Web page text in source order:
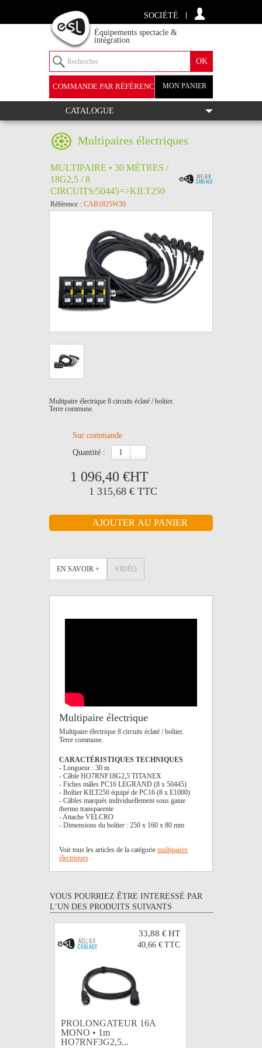
SOCIÉTÉ
Équipements spectacle &
intégration
MON PANIER
COMMANDE PAR RÉFÉRENCE
+
CATALOGUE
Multipaires électriques
MULTIPAIRE • 30 MÈTRES /
18G2,5 / 8
CIRCUITS/50445=>KILT250
Référence : CAB1825W30
Multipaire électrique 8 circuits éclaté / boîtier.
Terre commune.
Sur commande
quantité :
1 096,40 €HT
1 315,68 € TTC
EN SAVOIR + VIDÉO
Multipaire électrique
Multipaire électrique 8 circuits éclaté / boîtier.
Terre commune.
CARACTÉRISTIQUES TECHNIQUES
- Longueur : 30 m
- Câble HO7RNF18G2,5 TITANEX
- Fiches mâles PC16 LEGRAND (8 x 50445)
- Boîtier KILT250 équipé de PC16 (8 x E1000)
- Câbles marqués individuellement sous gaine
thermo transparente
- Attache VELCRO
- Dimensions du boîtier : 250 x 160 x 80 mm
Voir tous les articles de la catégorie multipaires
électriques
VOUS POURRIEZ ÊTRE INTERESSÉ PAR
L’UN DES PRODUITS SUIVANTS
33,88 €HT
40,66 € TTC
PROLONGATEUR 16A
MONO • 1m
HO7RNF3G2,5...